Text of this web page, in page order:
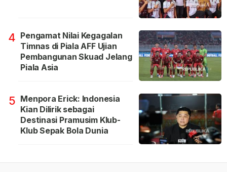
4 Pengamat Nilai Kegagalan
Timnas di Piala AFF Ujian
Pembangunan Skuad Jelang
Piala Asia
5 Menpora Erick: Indonesia
Kian Dilirik sebagai
Destinasi Pramusim Klub-
Klub Sepak Bola Dunia